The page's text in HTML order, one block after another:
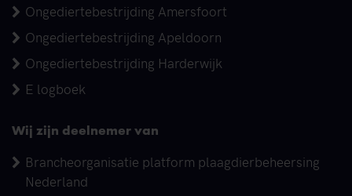
Ongediertebestrijding Amersfoort
Ongediertebestrijding Apeldoorn
Ongediertebestrijding Harderwijk
E logboek
Wij zijn deelnemer van
Brancheorganisatie platform plaagdierbeheersing
Nederland